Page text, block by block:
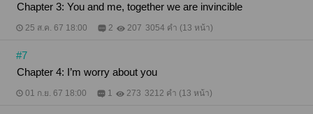
Chapter 3: You and me, together we are invincible
25 ส.ค. 67 18:00 2 207 3054 คำ (13 หน้า)
#7
Chapter 4: I’m worry about you
01 ก.ย. 67 18:00 1 273 3212 คำ (13 หน้า)